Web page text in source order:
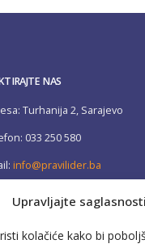
Upravljajte
kolačiće kako bi
NAS
Turhanija 2, Sarajevo
033 250 580
info@pravilider.ba